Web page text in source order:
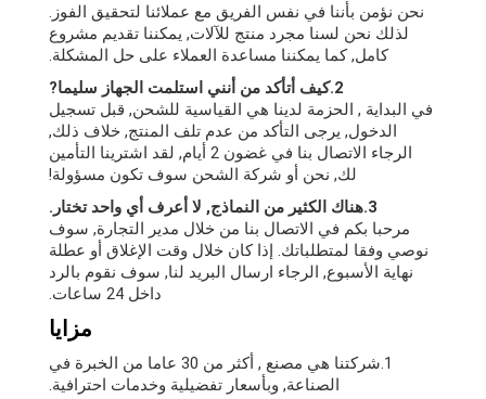
نحن نؤمن بأننا في نفس الفريق مع عملائنا لتحقيق الفوز.
لذلك نحن لسنا مجرد منتج للآلات, يمكننا تقديم مشروع
كامل, كما يمكننا مساعدة العملاء على حل المشكلة.
في البداية , الحزمة لدينا هي القياسية للشحن, قبل تسجيل
الدخول, يرجى التأكد من عدم تلف المنتج, خلاف ذلك,
الرجاء الاتصال بنا في غضون 2 أيام, لقد اشترينا التأمين
لك, نحن أو شركة الشحن سوف تكون مسؤولة!
مرحبا بكم في الاتصال بنا من خلال مدير التجارة, سوف
نوصي وفقا لمتطلباتك. إذا كان خلال وقت الإغلاق أو عطلة
نهاية الأسبوع, الرجاء ارسال البريد لنا, سوف نقوم بالرد
داخل 24 ساعات.
مزايا
1.شركتنا هي مصنع , أكثر من 30 عاما من الخبرة في
الصناعة, وبأسعار تفضيلية وخدمات احترافية.